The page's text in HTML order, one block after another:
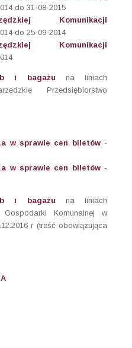
do 31-08-2015
Komunikacji
do 25-09-2014
Komunikacji
i bagażu
na liniach
Przedsiębiorstwo
w sprawie cen biletów-
w sprawie cen biletów-
i bagażu na liniach
Gospodarki Komunalnej w
r (treść obowiązująca